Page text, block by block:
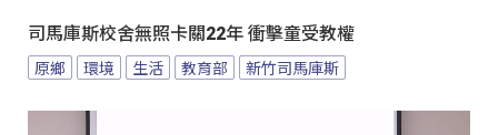
司馬庫斯校舍無照卡關22年 衝擊童受教權
原鄉 環境 生活 教育部 新竹司馬庫斯